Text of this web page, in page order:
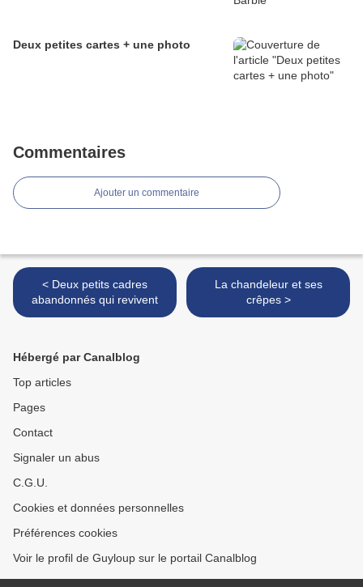
Deux petites cartes + une photo
Commentaires
Ajouter un commentaire
< Deux petits cadres
abandonnés qui revivent
La chandeleur et ses
crêpes >
Hébergé par Canalblog
Top articles
Pages
Contact
Signaler un abus
C.G.U.
Cookies et données personnelles
Préférences cookies
Voir le profil de Guyloup sur le portail Canalblog